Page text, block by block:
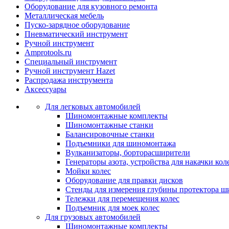
Оборудование для кузовного ремонта
Металлическая мебель
Пуско-зарядное оборудование
Пневматический инструмент
Ручной инструмент
Amprotools.ru
Специальный инструмент
Ручной инструмент Hazet
Распродажа инструмента
Аксессуары
Для легковых автомобилей
Шиномонтажные комплекты
Шиномонтажные станки
Балансировочные станки
Подъемники для шиномонтажа
Вулканизаторы, борторасширители
Генераторы азота, устройства для накачки
Мойки колес
Оборудование для правки дисков
Стенды для измерения глубины протектора
Тележки для перемещения колес
Подъемник для моек колеc
Для грузовых автомобилей
Шиномонтажные комплекты